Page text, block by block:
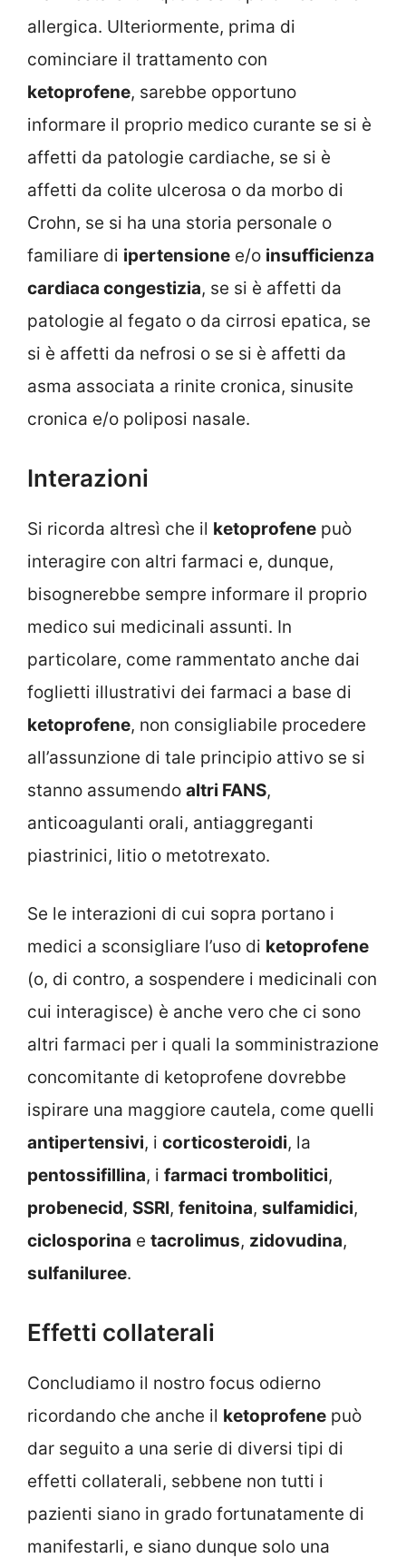
allergica. Ulteriormente, prima di
cominciare il trattamento con
ketoprofene, sarebbe opportuno
informare il proprio medico curante se si è
affetti da patologie cardiache, se si è
affetti da colite ulcerosa o da morbo di
Crohn, se si ha una storia personale o
familiare di ipertensione e/o insufficienza
cardiaca congestizia, se si è affetti da
patologie al fegato o da cirrosi epatica, se
si è affetti da nefrosi o se si è affetti da
asma associata a rinite cronica, sinusite
cronica e/o poliposi nasale.
Interazioni
Si ricorda altresì che il ketoprofene può
interagire con altri farmaci e, dunque,
bisognerebbe sempre informare il proprio
medico sui medicinali assunti. In
particolare, come rammentato anche dai
foglietti illustrativi dei farmaci a base di
ketoprofene, non consigliabile procedere
all’assunzione di tale principio attivo se si
stanno assumendo altri FANS,
anticoagulanti orali, antiaggreganti
piastrinici, litio o metotrexato.
Se le interazioni di cui sopra portano i
medici a sconsigliare l’uso di ketoprofene
(o, di contro, a sospendere i medicinali con
cui interagisce) è anche vero che ci sono
altri farmaci per i quali la somministrazione
concomitante di ketoprofene dovrebbe
ispirare una maggiore cautela, come quelli
antipertensivi, i corticosteroidi, la
pentossifillina, i farmaci trombolitici,
probenecid, SSRI, fenitoina, sulfamidici,
ciclosporina e tacrolimus, zidovudina,
sulfaniluree.
Effetti collaterali
Concludiamo il nostro focus odierno
ricordando che anche il ketoprofene può
dar seguito a una serie di diversi tipi di
effetti collaterali, sebbene non tutti i
pazienti siano in grado fortunatamente di
manifestarli, e siano dunque solo una